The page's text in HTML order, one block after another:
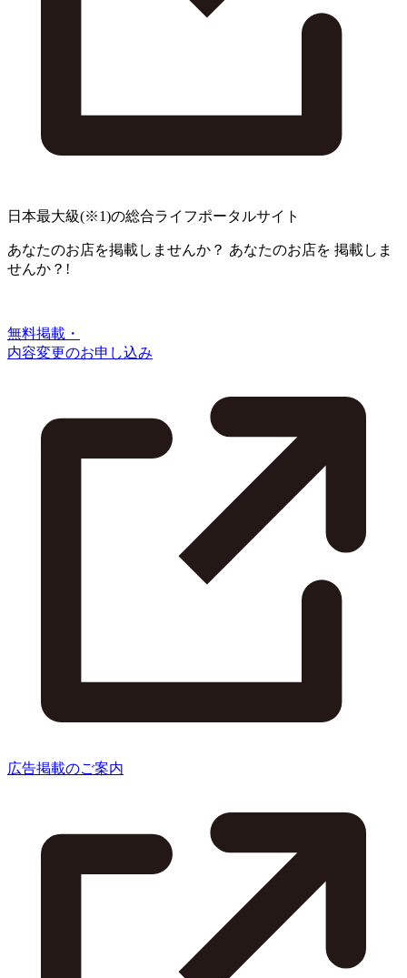
日本最大級(※1)の総合ライフポータルサイト
あなたのお店を掲載しませんか？ あなたのお店を 掲載しま
せんか？!
無料掲載・
内容変更のお申し込み
広告掲載のご案内